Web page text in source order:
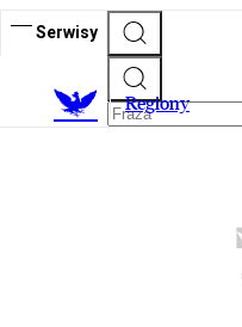
Serwisy
Regiony